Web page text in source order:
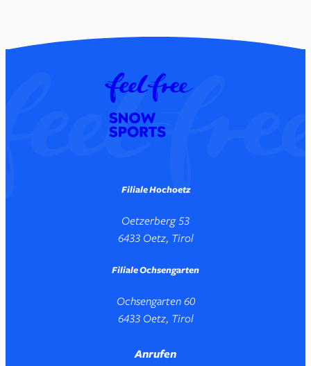
Filiale Hochoetz
Oetzerberg 53
6433 Oetz, Tirol
Filiale Ochsengarten
Ochsengarten 60
6433 Oetz, Tirol
Anrufen